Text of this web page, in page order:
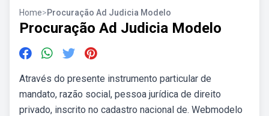
Home>Procuração Ad Judicia Modelo
Procuração Ad Judicia Modelo
Através do presente instrumento particular de
mandato, razão social, pessoa jurídica de direito
privado, inscrito no cadastro nacional de. Webmodelo